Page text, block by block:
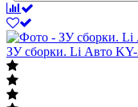
ЗУ сборки. Li Авто